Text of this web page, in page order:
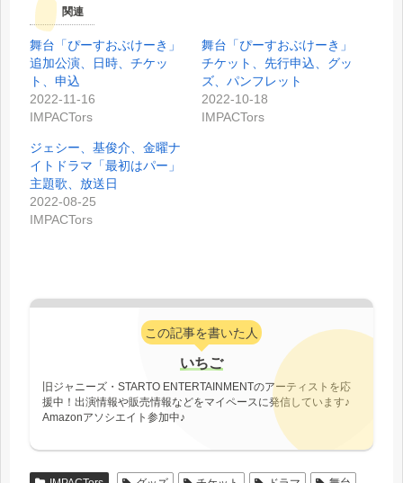
関連
舞台「ぴーすおぶけーき」
追加公演、日時、チケッ
ト、申込
2022-11-16
IMPACTors
舞台「ぴーすおぶけーき」
チケット、先行申込、グッ
ズ、パンフレット
2022-10-18
IMPACTors
ジェシー、基俊介、金曜ナ
イトドラマ「最初はパー」
主題歌、放送日
2022-08-25
IMPACTors
この記事を書いた人
いちご
旧ジャニーズ・STARTO ENTERTAINMENTのアーティストを応
援中！出演情報や販売情報などをマイペースに発信しています♪
Amazonアソシエイト参加中♪